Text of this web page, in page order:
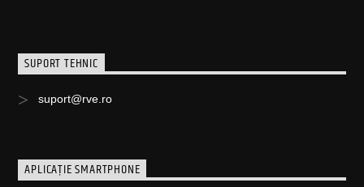
SUPORT TEHNIC
suport@rve.ro
APLICAȚIE SMARTPHONE